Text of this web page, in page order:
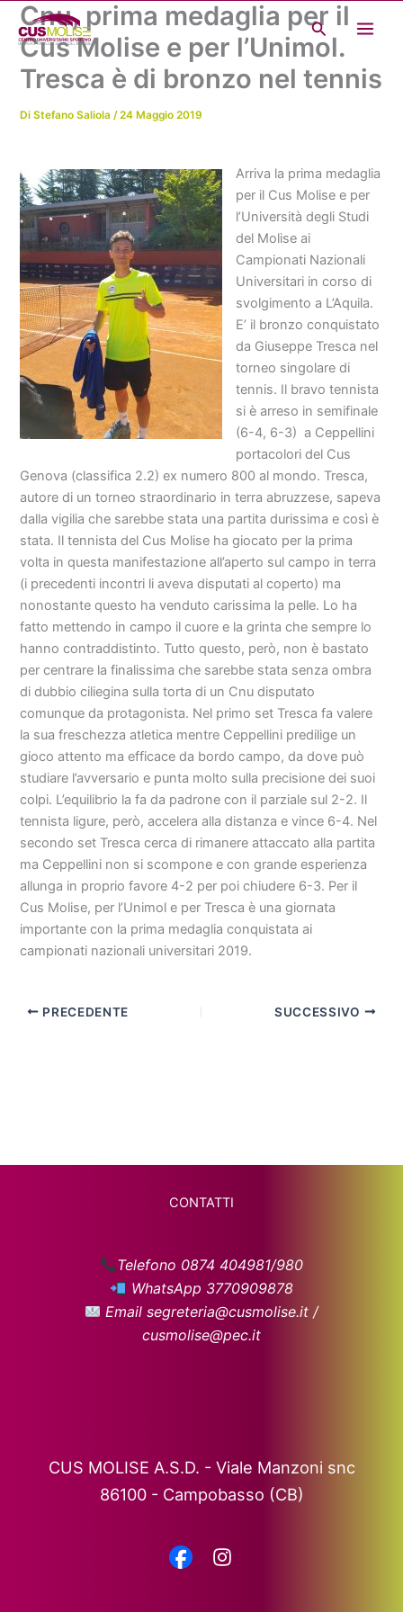
contenuto
Cerca
Cnu, prima medaglia per il
Cus Molise e per l’Unimol.
Tresca è di bronzo nel tennis
DiStefano Saliola/24 Maggio 2019
Arriva la prima medaglia
per il Cus Molise e per
l’Università degli Studi
del Molise ai
Campionati Nazionali
Universitari in corso di
svolgimento a L’Aquila.
E’ il bronzo conquistato
da Giuseppe Tresca nel
torneo singolare di
tennis. Il bravo tennista
si è arreso in semifinale
(6-4, 6-3) a Ceppellini
portacolori del Cus
Genova (classifica 2.2) ex numero 800 al mondo. Tresca,
autore di un torneo straordinario in terra abruzzese, sapeva
dalla vigilia che sarebbe stata una partita durissima e così è
stata. Il tennista del Cus Molise ha giocato per la prima
volta in questa manifestazione all’aperto sul campo in terra
(i precedenti incontri li aveva disputati al coperto) ma
nonostante questo ha venduto carissima la pelle. Lo ha
fatto mettendo in campo il cuore e la grinta che sempre lo
hanno contraddistinto. Tutto questo, però, non è bastato
per centrare la finalissima che sarebbe stata senza ombra
di dubbio ciliegina sulla torta di un Cnu disputato
comunque da protagonista. Nel primo set Tresca fa valere
la sua freschezza atletica mentre Ceppellini predilige un
gioco attento ma efficace da bordo campo, da dove può
studiare l’avversario e punta molto sulla precisione dei suoi
colpi. L’equilibrio la fa da padrone con il parziale sul 2-2. Il
tennista ligure, però, accelera alla distanza e vince 6-4. Nel
secondo set Tresca cerca di rimanere attaccato alla partita
ma Ceppellini non si scompone e con grande esperienza
allunga in proprio favore 4-2 per poi chiudere 6-3. Per il
Cus Molise, per l’Unimol e per Tresca è una giornata
importante con la prima medaglia conquistata ai
campionati nazionali universitari 2019.
PRECEDENTE SUCCESSIVO
CONTATTI
Telefono 0874 404981/980
WhatsApp 3770909878
Email segreteria@cusmolise.it /
cusmolise@pec.it
CUS MOLISE A.S.D. - Viale Manzoni snc
86100 - Campobasso (CB)